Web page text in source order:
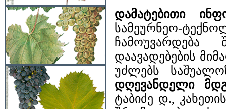
დამატებითი
სამეურნეო-
დაავადებების
უძლებს
დღევანდელი
ტაბიძე დ.,